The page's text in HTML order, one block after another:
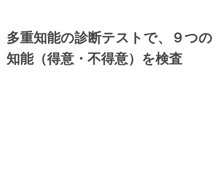
多重知能の診断テストで、９つの
知能（得意・不得意）を検査